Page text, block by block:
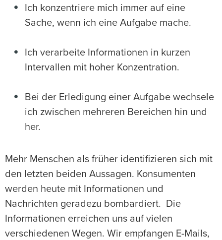
Ich konzentriere mich immer auf eine
Sache, wenn ich eine Aufgabe mache.
Ich verarbeite Informationen in kurzen
Intervallen mit hoher Konzentration.
Bei der Erledigung einer Aufgabe wechsele
ich zwischen mehreren Bereichen hin und
her.
Mehr Menschen als früher identifizieren sich mit
den letzten beiden Aussagen. Konsumenten
werden heute mit Informationen und
Nachrichten geradezu bombardiert. Die
Informationen erreichen uns auf vielen
verschiedenen Wegen. Wir empfangen E-Mails,